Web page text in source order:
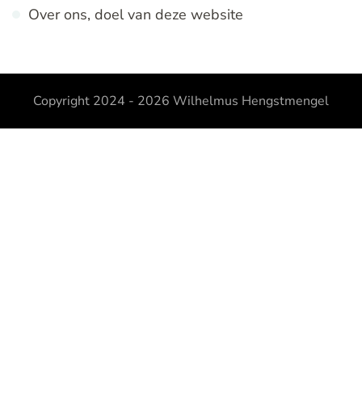
Over ons, doel van deze website
Copyright 2024 - 2026 Wilhelmus Hengstmengel